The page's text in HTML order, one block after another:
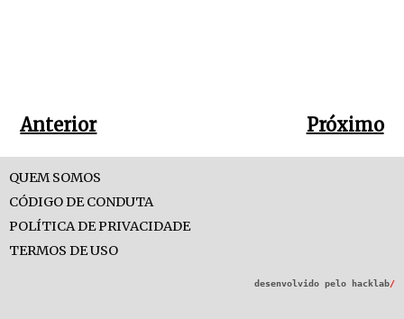
Anterior Próximo
QUEM SOMOS
CÓDIGO DE CONDUTA
POLÍTICA DE PRIVACIDADE
TERMOS DE USO
desenvolvido pelo hacklab/